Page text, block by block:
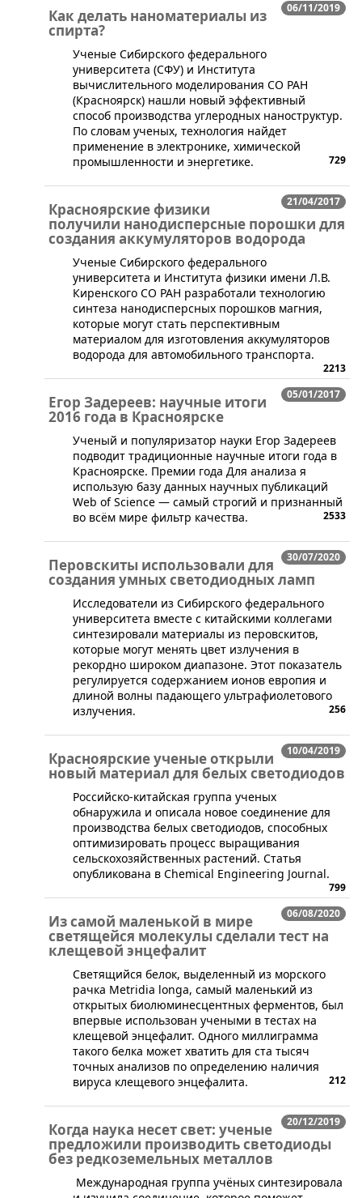
06/11/2019
Как делать наноматериалы из
спирта?
​Ученые Сибирского федерального
университета (СФУ) и Института
вычислительного моделирования СО РАН
(Красноярск) нашли новый эффективный
способ производства углеродных наноструктур.
По словам ученых, технология найдет
применение в электронике, химической
промышленности и энергетике.
729
21/04/2017
Красноярские физики
получили нанодисперсные порошки для
создания аккумуляторов водорода
Ученые Сибирского федерального
университета и Института физики имени Л.В.
Киренского СО РАН разработали технологию
синтеза нанодисперсных порошков магния,
которые могут стать перспективным
материалом для изготовления аккумуляторов
водорода для автомобильного транспорта.
2213
05/01/2017
Егор Задереев: научные итоги
2016 года в Красноярске
​Ученый и популяризатор науки Егор Задереев
подводит традиционные научные итоги года в
Красноярске. Премии года Для анализа я
использую базу данных научных публикаций
Web of Science — самый строгий и признанный
во всём мире фильтр качества.
2533
30/07/2020
Перовскиты использовали для
создания умных светодиодных ламп
Исследователи из Сибирского федерального
университета вместе с китайскими коллегами
синтезировали материалы из перовскитов,
которые могут менять цвет излучения в
рекордно широком диапазоне. Этот показатель
регулируется содержанием ионов европия и
длиной волны падающего ультрафиолетового
излучения.
256
10/04/2019
Красноярские ученые открыли
новый материал для белых светодиодов
​Российско-китайская группа ученых
обнаружила и описала новое соединение для
производства белых светодиодов, способных
оптимизировать процесс выращивания
сельскохозяйственных растений. Статья
опубликована в Chemical Engineering Journal.
799
06/08/2020
Из самой маленькой в мире
светящейся молекулы сделали тест на
клещевой энцефалит
​​Светящийся белок, выделенный из морского
рачка Metridia longa, самый маленький из
открытых биолюминесцентных ферментов, был
впервые использован учеными в тестах на
клещевой энцефалит. Одного миллиграмма
такого белка может хватить для ста тысяч
точных анализов по определению наличия
вируса клещевого энцефалита.
212
20/12/2019
Когда наука несет свет: ученые
предложили производить светодиоды
без редкоземельных металлов
Международная группа учёных синтезировала